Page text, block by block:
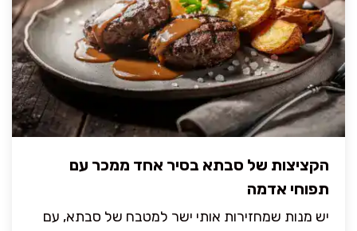
הקציצות של סבתא בסיר אחד ממכר עם
תפוחי אדמה
יש מנות שמחזירות אותי ישר למטבח של סבתא, עם